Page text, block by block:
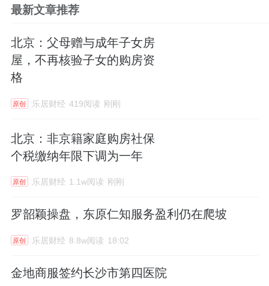
最新文章推荐
北京：父母赠与成年子女房
屋，不再核验子女的购房资
格
原创 乐居财经 419阅读 刚刚
北京：非京籍家庭购房社保
个税缴纳年限下调为一年
原创 乐居财经 1.1w阅读 刚刚
罗韶颖操盘，东原仁知服务盈利仍在爬坡
原创 乐居财经 8.8w阅读 18:02
金地商服签约长沙市第四医院